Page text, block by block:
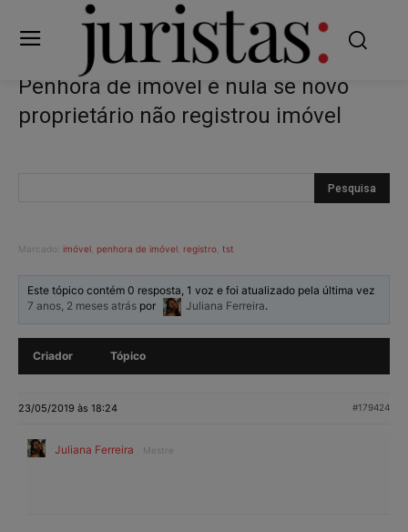
Penhora de imóvel é nula se novo
proprietário não registrou imóvel
Marcado: imóvel penhora de imóvel registro tst
Este tópico contém 0 resposta, 1 voz e foi atualizado pela última vez
7 anos, 2 meses atrás por Juliana Ferreira.
Criador Tópico
23/05/2019 às 18:24 #179424
Juliana Ferreira Mestre